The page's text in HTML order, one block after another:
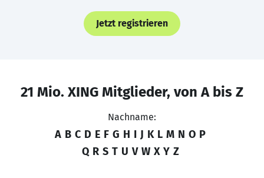
Jetzt registrieren
21 Mio. XING Mitglieder, von A bis Z
Nachname:
A B C D E F G H I J K L M N O P
Q R S T U V W X Y Z